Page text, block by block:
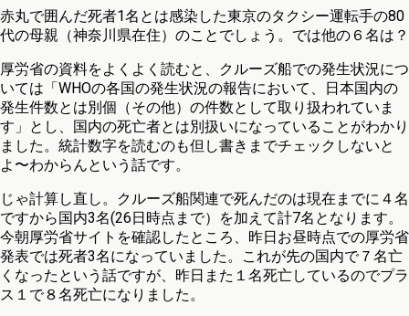
赤丸で囲んだ死者1名とは感染した東京のタクシー運転手の80
代の母親（神奈川県在住）のことでしょう。では他の６名は？
厚労省の資料をよくよく読むと、クルーズ船での発生状況につ
いては「WHOの各国の発生状況の報告において、日本国内の
発生件数とは別個（その他）の件数として取り扱われていま
す」とし、国内の死亡者とは別扱いになっていることがわかり
ました。統計数字を読むのも但し書きまでチェックしないと
よ〜わからんという話です。
じゃ計算し直し。クルーズ船関連で死んだのは現在までに４名
ですから国内3名(26日時点まで）を加えて計7名となります。
今朝厚労省サイトを確認したところ、昨日お昼時点での厚労省
発表では死者3名になっていました。これが先の国内で７名亡
くなったという話ですが、昨日また１名死亡しているのでプラ
ス１で８名死亡になりました。